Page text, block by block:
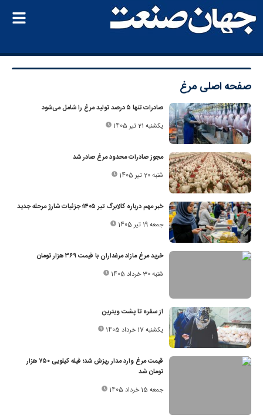
صفحه اصلی مرغ
صادرات تنها ۵ درصد تولید مرغ را شامل می‌شود
یکشنبه 21 تیر 1405
مجوز صادرات محدود مرغ صادر شد
شنبه 20 تیر 1405
خبر مهم درباره کالابرگ تیر ۱۴۰۵؛ جزئیات شارژ مرحله جدید
جمعه 19 تیر 1405
خرید مرغ مازاد مرغداران با قیمت ۳۶۹ هزار تومان
شنبه 30 خرداد 1405
از سفره تا پشت ویترین
یکشنبه 17 خرداد 1405
قیمت مرغ وارد مدار ریزش شد؛ فیله کیلویی ۷۵۰ هزار
تومان شد
جمعه 15 خرداد 1405